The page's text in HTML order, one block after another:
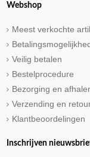
Webshop
Meest verkochte
Veilig betalen
Bestelprocedure
Bezorging en
Verzending en
Klantbeoordelingen
Inschrijven